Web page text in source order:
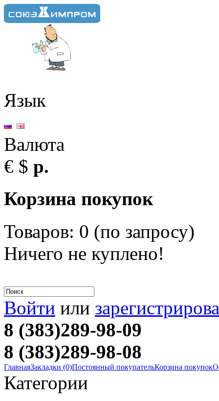
Язык
Валюта
€ $ р.
Корзина покупок
Товаров: 0 (по запросу)
Ничего не куплено!
Войти или
8 (383)289-98-09
8 (383)289-98-08
ГлавнаяЗакладки (0)Постоянный покупательКорзина покупок
Категории